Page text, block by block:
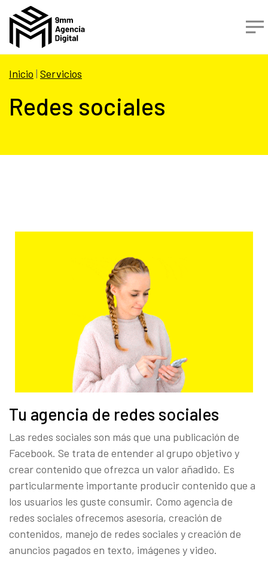
Inicio | Servicios
Redes sociales
Tu agencia de redes sociales
Las redes sociales son más que una publicación de
Facebook. Se trata de entender al grupo objetivo y
crear contenido que ofrezca un valor añadido. Es
particularmente importante producir contenido que a
los usuarios les guste consumir. Como agencia de
redes sociales ofrecemos asesoría, creación de
contenidos, manejo de redes sociales y creación de
anuncios pagados en texto, imágenes y video.